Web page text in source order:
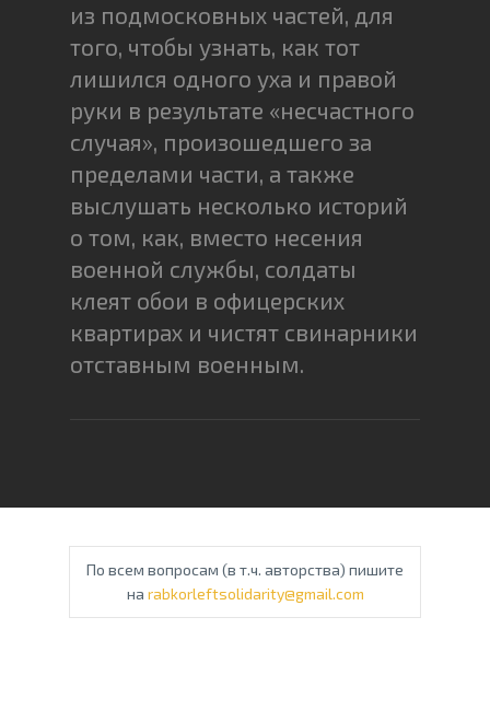
из подмосковных частей, для
того, чтобы узнать, как тот
лишился одного уха и правой
руки в результате «несчастного
случая», произошедшего за
пределами части, а также
выслушать несколько историй
о том, как, вместо несения
военной службы, солдаты
клеят обои в офицерских
квартирах и чистят свинарники
отставным военным.
По всем вопросам (в т.ч. авторства) пишите
на rabkorleftsolidarity@gmail.com